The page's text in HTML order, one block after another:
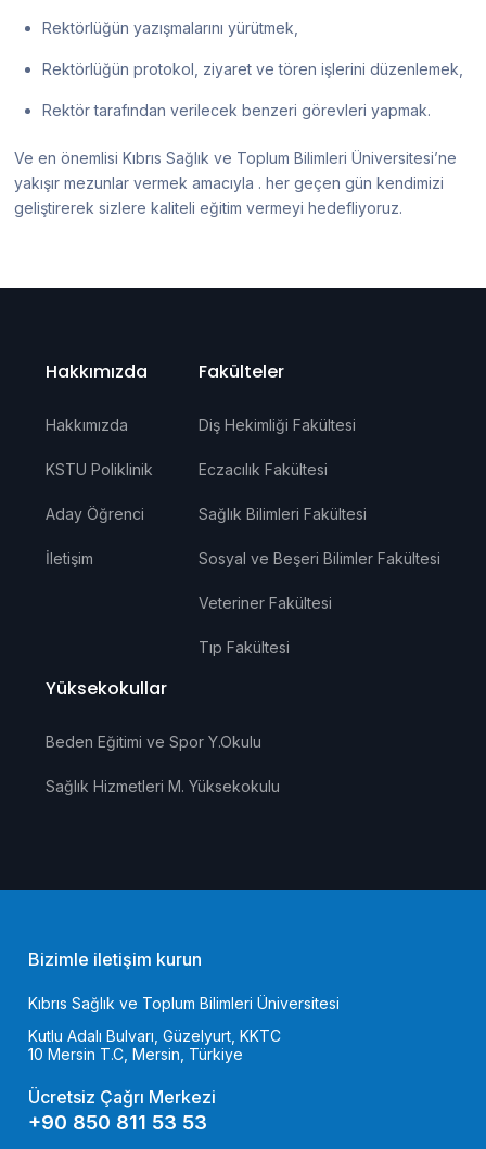
Rektörlüğün yazışmalarını yürütmek,
Rektörlüğün protokol, ziyaret ve tören işlerini düzenlemek,
Rektör tarafından verilecek benzeri görevleri yapmak.
Ve en önemlisi Kıbrıs Sağlık ve Toplum Bilimleri Üniversitesi’ne
yakışır mezunlar vermek amacıyla . her geçen gün kendimizi
geliştirerek sizlere kaliteli eğitim vermeyi hedefliyoruz.
Bizimle iletişim kurun
Kıbrıs Sağlık ve Toplum Bilimleri Üniversitesi
Kutlu Adalı Bulvarı, Güzelyurt, KKTC
10 Mersin T.C, Mersin, Türkiye
Ücretsiz Çağrı Merkezi
+90 850 811 53 53
Hakkımızda
Hakkımızda
KSTU Poliklinik
Aday Öğrenci
İletişim
Fakülteler
Diş Hekimliği Fakültesi
Eczacılık Fakültesi
Sağlık Bilimleri Fakültesi
Sosyal ve Beşeri Bilimler Fakültesi
Veteriner Fakültesi
Tıp Fakültesi
Yüksekokullar
Beden Eğitimi ve Spor Y.Okulu
Sağlık Hizmetleri M. Yüksekokulu